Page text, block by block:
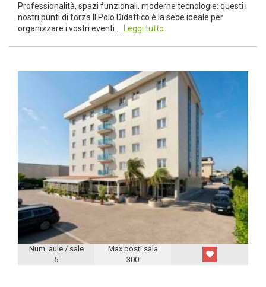
Professionalità, spazi funzionali, moderne tecnologie: questi i
nostri punti di forza Il Polo Didattico è la sede ideale per
organizzare i vostri eventi ...
Leggi tutto
Num. aule / sale
5
Max posti sala
300